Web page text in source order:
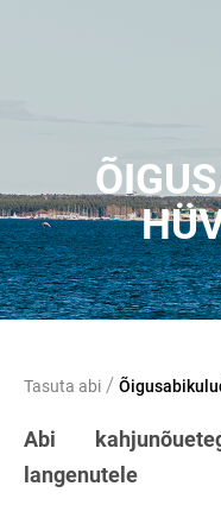
Tasuta abi /
Abi
langenutele